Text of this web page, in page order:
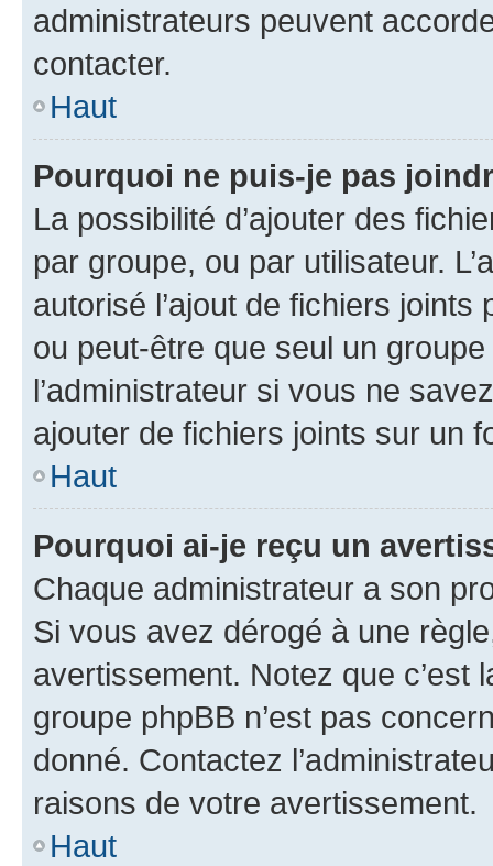
administrateurs peuvent
contacter.
Haut
Pourquoi ne puis-je pas
La possibilité d’ajouter des
par groupe, ou par utilisateur.
autorisé l’ajout de fichiers
ou peut-être que seul un
l’administrateur si vous ne
ajouter de fichiers joints sur un
Haut
Pourquoi ai-je reçu un
Chaque administrateur a son
Si vous avez dérogé à une
avertissement. Notez que c’est
groupe phpBB n’est pas
donné. Contactez
raisons de votre avertissement.
Haut